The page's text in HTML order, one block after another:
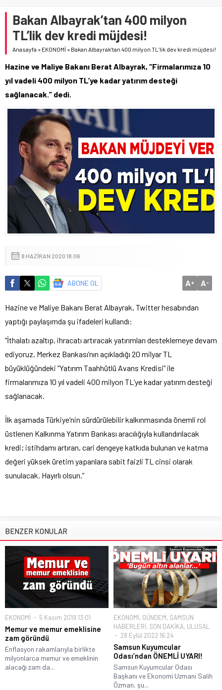
Bakan Albayrak’tan 400 milyon
TL’lik dev kredi müjdesi!
Anasayfa » EKONOMİ » Bakan Albayrak’tan 400 milyon TL’lik dev kredi müjdesi!
Hazine ve Maliye Bakanı Berat Albayrak, “Firmalarımıza 10
yıl vadeli 400 milyon TL’ye kadar yatırım desteği
sağlanacak.” dedi.
8 HAZIRAN 2020 18:06
ABONE OL A+ A-
Hazine ve Maliye Bakanı Berat Albayrak, Twitter hesabından
yaptığı paylaşımda şu ifadeleri kullandı:
“İthalatı azaltıp, ihracatı artıracak yatırımları desteklemeye devam
ediyoruz. Merkez Bankası’nın açıkladığı 20 milyar TL
büyüklüğündeki “Yatırım Taahhütlü Avans Kredisi” ile
firmalarımıza 10 yıl vadeli 400 milyon TL’ye kadar yatırım desteği
sağlanacak.
İlk aşamada Türkiye’nin sürdürülebilir kalkınmasında önemli rol
üstlenen Kalkınma Yatırım Bankası aracılığıyla kullandırılacak
kredi; istihdamı artıran, cari dengeye katkıda bulunan ve katma
değeri yüksek üretim yapanlara sabit faizli TL cinsi olarak
sunulacak. Hayırlı olsun.”
BENZER KONULAR
EKONOMİ 5 Kasım 2019 13:01
Memur ve memur emeklisine
zam göründü
Enflasyon rakamlarıyla birlikte
milyonlarca memur ve emeklinin
alacağı zam da...
EKONOMİ, GÜNDEM, SAMSUN
HABERLERİ, SON DAKİKA, ULUSAL
28 Eylül 2022 16:24
Samsun Kuyumcular
Odası’ndan ÖNEMLİ UYARI!
Samsun Kuyumcular Odası
Başkanı ve Ekonomi Uzmanı Salih
Özman, şu...